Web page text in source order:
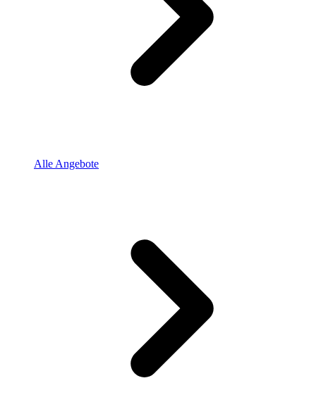
Alle Angebote